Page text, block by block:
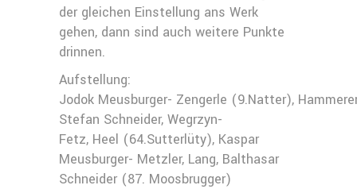
der gleichen Einstellung ans Werk
gehen, dann sind auch weitere Punkte
drinnen.
Aufstellung:
Jodok Meusburger- Zengerle (9.Natter),
Stefan Schneider, Wegrzyn-
Fetz, Heel (64.Sutterlüty), Kaspar
Meusburger- Metzler, Lang, Balthasar
Schneider (87. Moosbrugger)